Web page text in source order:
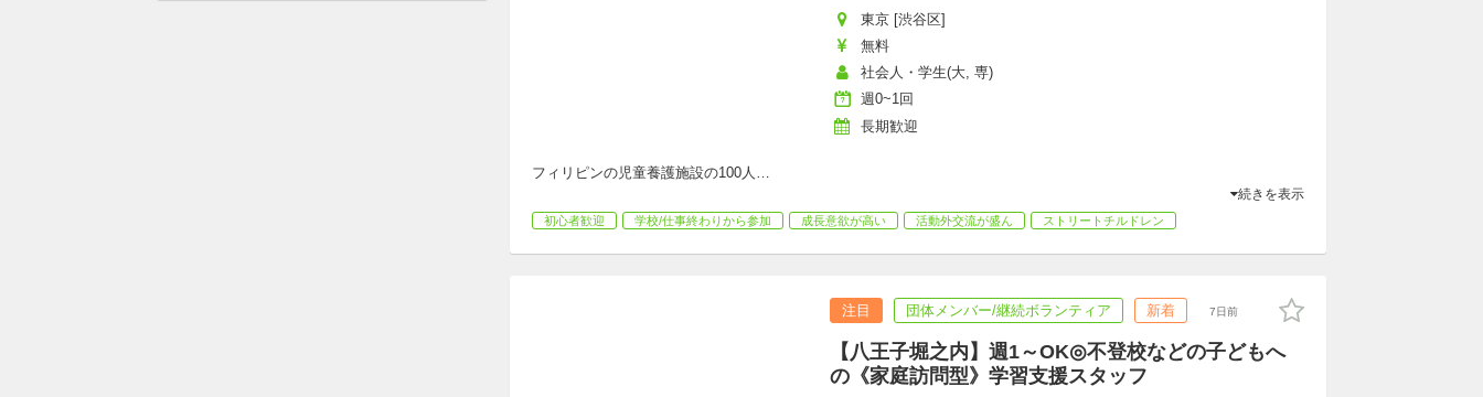
東京 [渋谷区]
無料
社会人・学生(大, 専)
週0~1回
長期歓迎
フィリピンの児童養護施設の100人 …
続きを表示
初心者歓迎 学校/仕事終わりから参加 成長意欲が高い 活動外交流が盛ん ストリートチルドレン
注目 団体メンバー/継続ボランティア 新着 7日前
【八王子堀之内】週1～OK◎不登校などの子どもへ
の《家庭訪問型》学習支援スタッフ